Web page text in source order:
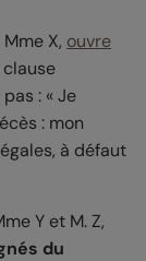
X, ouvre
: « Je
: mon
à défaut
Y et M. Z,
du